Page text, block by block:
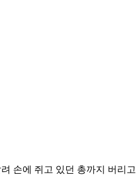
손에 쥐고 있던 총까지 버리